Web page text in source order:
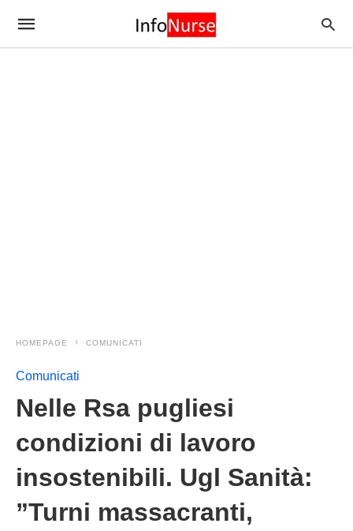
HOMEPAGE COMUNICATI
Comunicati
Nelle Rsa pugliesi
condizioni di lavoro
insostenibili. Ugl Sanità:
”Turni massacranti,